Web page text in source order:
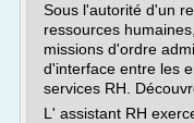
Sous l'autorité d'un
ressources
missions d'ordre
d'interface entre les
services RH.
L' assistant RH